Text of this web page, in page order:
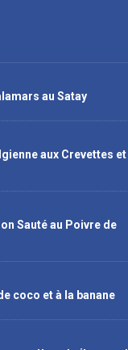
au Satay
aux Crevettes et
Sauté au Poivre de
coco et à la banane